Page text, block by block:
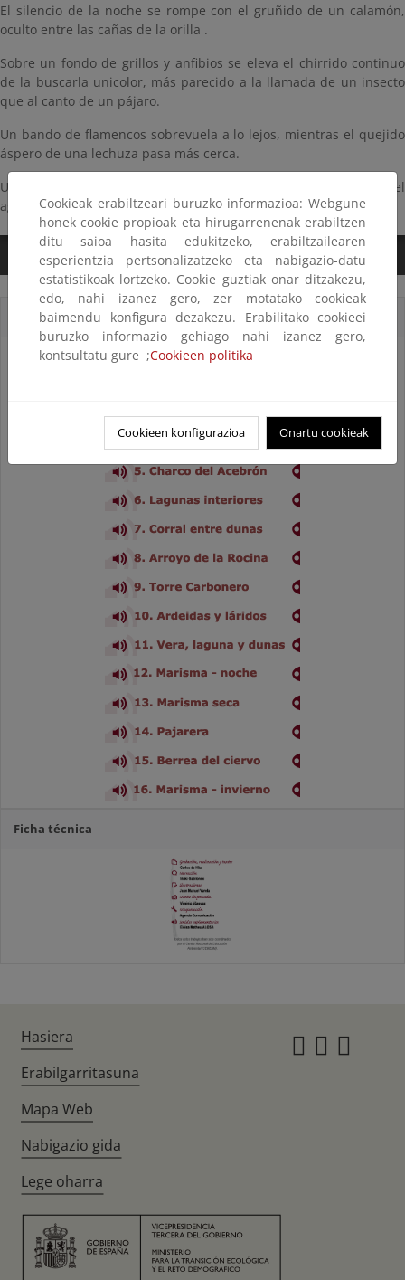
El silencio de la noche se rompe con el gruñido de un calamón,
oculto entre las cañas de la orilla .
Sobre un fondo de grillos y anfibios se eleva el chirrido continuo
de la buscarla unicolor, más parecido a la llamada de un insecto
que al canto de un pájaro.
Un bando de flamencos sobrevuela a lo lejos, mientras el quejido
áspero de una lechuza pasa más cerca.
Un coro de ranitas meridionales y ranas comunes sube desde el
agua.
0:00 / 3:00
Cortes sonoros
Ficha técnica
Cookieak erabiltzeari buruzko informazioa: Webgune
honek cookie propioak eta hirugarrenenak erabiltzen
ditu saioa hasita edukitzeko, erabiltzailearen
esperientzia pertsonalizatzeko eta nabigazio-datu
estatistikoak lortzeko. Cookie guztiak onar ditzakezu,
edo, nahi izanez gero, zer motatako cookieak
baimendu konfigura dezakezu. Erabilitako cookieei
buruzko informazio gehiago nahi izanez gero,
kontsultatu gure ;Cookieen politika
Cookieen konfigurazioa Onartu cookieak
Hasiera
Erabilgarritasuna
Mapa Web
Nabigazio gida
Lege oharra